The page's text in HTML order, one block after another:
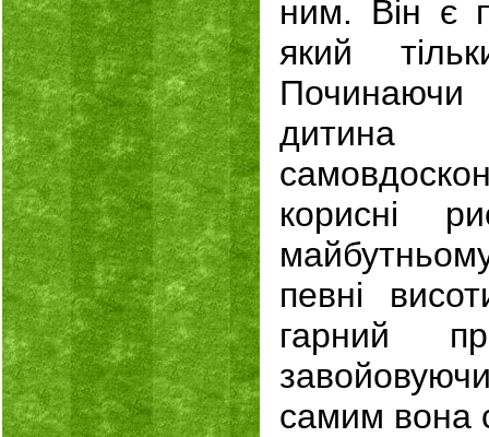
ним. Він є
який
дитина
корисні
певні
гарний
самим вона